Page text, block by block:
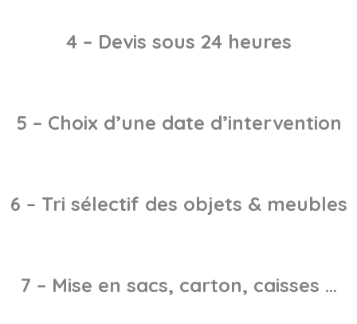
4 – Devis sous 24 heures
5 – Choix d’une date d’intervention
6 – Tri sélectif des objets & meubles
7 – Mise en sacs, carton, caisses …